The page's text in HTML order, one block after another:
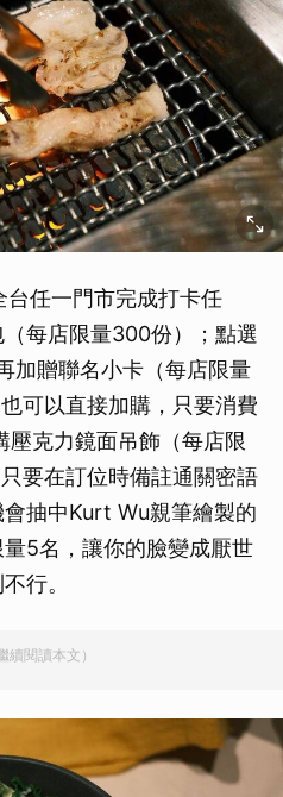
任一門市完成打卡任
每店限量300份）；點選
加贈聯名小卡（每店限量
可以直接加購，只要消費
克力鏡面吊飾（每店限
要在訂位時備註通關密語
會抽中Kurt Wu親筆繪製的
5名，讓你的臉變成厭世
行。
續閱讀本文）